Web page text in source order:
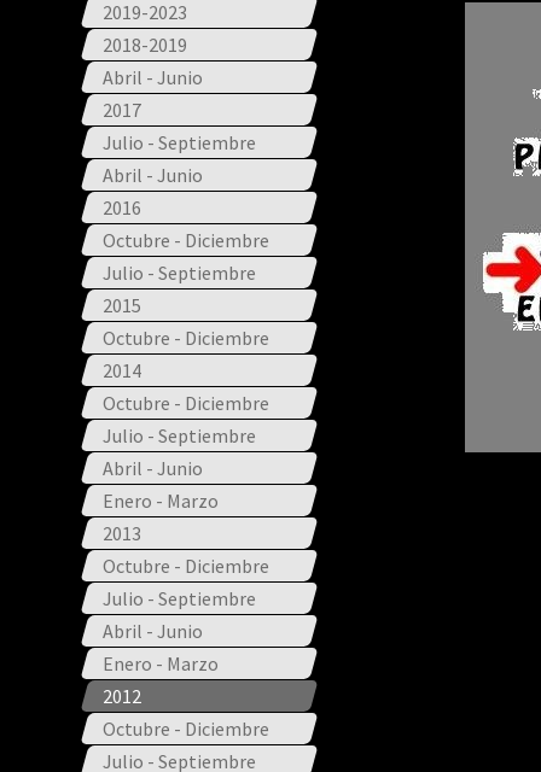
2019-2023
2018-2019
Abril - Junio
2017
Julio - Septiembre
Abril - Junio
2016
Octubre - Diciembre
Julio - Septiembre
2015
Octubre - Diciembre
2014
Octubre - Diciembre
Julio - Septiembre
Abril - Junio
Enero - Marzo
2013
Octubre - Diciembre
Julio - Septiembre
Abril - Junio
Enero - Marzo
2012
Octubre - Diciembre
Julio - Septiembre